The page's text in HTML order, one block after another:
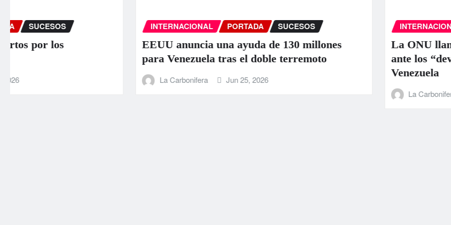
INTERNACIONAL SUCESOS
EEUU anuncia una ayuda de 130 millones
para Venezuela tras el doble terremoto
Jun 25, 2026
INTERNACIONAL SUCESOS
La ONU llama a la colaboración
ante los “devastadores” terremotos en
Jun 25, 2026